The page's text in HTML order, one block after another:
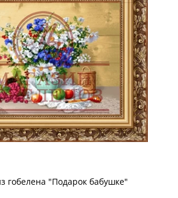
гобелена "Подарок бабушке"